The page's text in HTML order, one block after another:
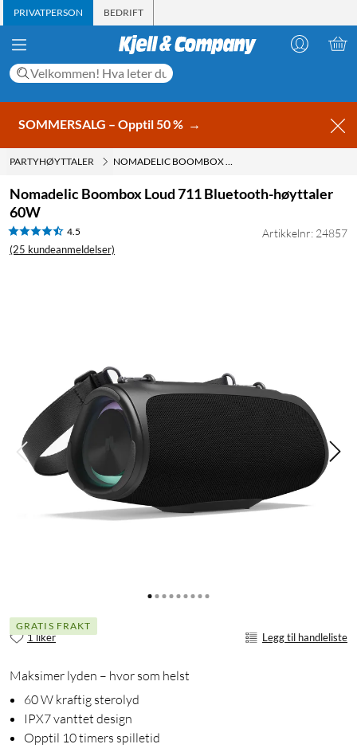
PRIVATPERSON BEDRIFT
SOMMERSALG – Opptil 50 % →
PARTYHØYTTALER NOMADELIC BOOMBOX LOUD 711 BLUETOOTH-HØYTTALER 60W
Nomadelic Boombox Loud 711 Bluetooth-høyttaler
60W
4.5
(25 kundeanmeldelser)
Artikkelnr: 24857
GRATIS FRAKT
1 liker Legg til handleliste
Maksimer lyden – hvor som helst
60 W kraftig sterolyd
IPX7 vanttet design
Opptil 10 timers spilletid